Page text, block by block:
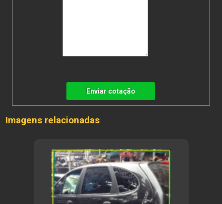
Enviar cotação
Imagens relacionadas